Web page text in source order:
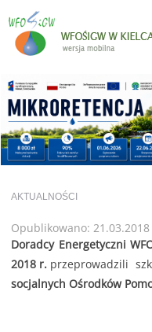
AKTUALNOŚCI
Opublikowano: 21.03.2018
Doradcy Energetyczni
2018 r. przeprowadzili
socjalnych Ośrodków